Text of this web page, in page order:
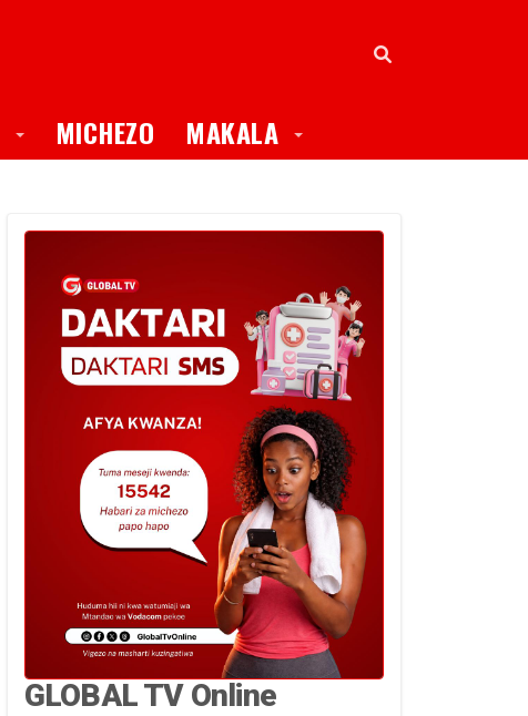
Toggle Dropdown
MICHEZO MAKALA Toggle Dropdown
GLOBAL TV Online